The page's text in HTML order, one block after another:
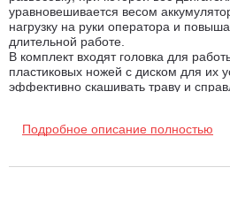
уравновешивается весом
нагрузку на руки оператора и
длительной работе.
В комплект входят головка для
пластиковых ножей с диском для их
эффективно скашивать траву и
специальные колеса предохраняют
Подробное описание полностью